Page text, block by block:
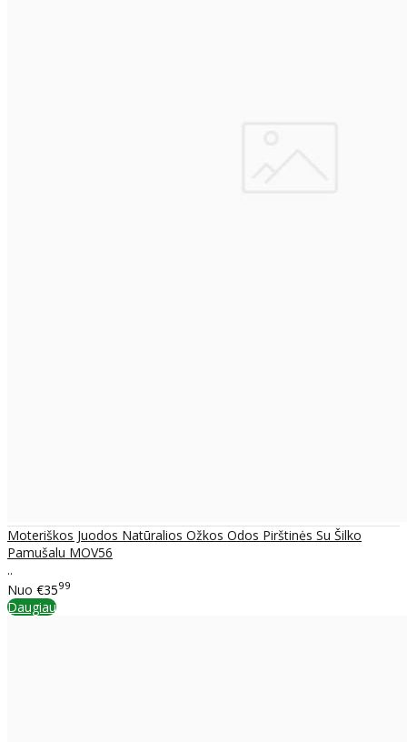
Moteriškos Juodos Natūralios Ožkos Odos Pirštinės Su Šilko
Pamušalu MOV56
..
Nuo €3599
Daugiau